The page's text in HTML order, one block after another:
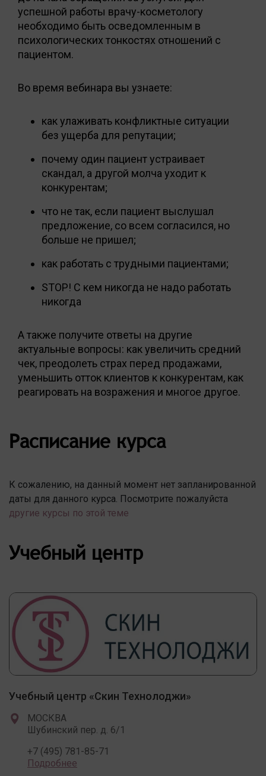
успешной работы врачу-косметологу
необходимо быть осведомленным в
психологических тонкостях отношений с
пациентом.
Во время вебинара вы узнаете:
как улаживать конфликтные ситуации
без ущерба для репутации;
почему один пациент устраивает
скандал, а другой молча уходит к
конкурентам;
что не так, если пациент выслушал
предложение, со всем согласился, но
больше не пришел;
как работать с трудными пациентами;
STOP! С кем никогда не надо работать
никогда
А также получите ответы на другие
актуальные вопросы: как увеличить средний
чек, преодолеть страх перед продажами,
уменьшить отток клиентов к конкурентам, как
реагировать на возражения и многое другое.
Расписание курса
К сожалению, на данный момент нет запланированной
даты для данного курса. Посмотрите пожалуйста
другие курсы по этой теме
Учебный центр
Учебный центр «Скин Технолоджи»
МОСКВА
Шубинский пер. д. 6/1
+7 (495) 781-85-71
Подробнее